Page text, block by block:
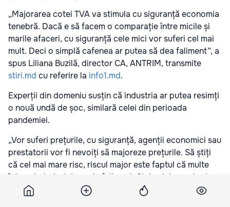
„Majorarea cotei TVA va stimula cu siguranță economia
tenebră. Dacă e să facem o comparație între micile și
marile afaceri, cu siguranță cele mici vor suferi cel mai
mult. Deci o simplă cafenea ar putea să dea faliment”, a
spus Liliana Buzilă, director CA, ANTRIM, transmite
stiri.md cu referire la info1.md.
Experții din domeniu susțin că industria ar putea resimți
o nouă undă de șoc, similară celei din perioada
pandemiei.
„Vor suferi prețurile, cu siguranță, agenții economici sau
prestatorii vor fi nevoiți să majoreze prețurile. Să știți
că cel mai mare risc, riscul major este faptul că multe
întreprinderi mici vor da faliment. Și de aici curg toate
celelalte consecințe care înseamnă lipsa locurilor de